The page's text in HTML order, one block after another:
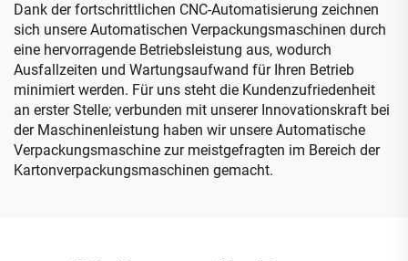
Dank der fortschrittlichen CNC-Automatisierung zeichnen
sich unsere Automatischen Verpackungsmaschinen durch
eine hervorragende Betriebsleistung aus, wodurch
Ausfallzeiten und Wartungsaufwand für Ihren Betrieb
minimiert werden. Für uns steht die Kundenzufriedenheit
an erster Stelle; verbunden mit unserer Innovationskraft bei
der Maschinenleistung haben wir unsere Automatische
Verpackungsmaschine zur meistgefragten im Bereich der
Kartonverpackungsmaschinen gemacht.